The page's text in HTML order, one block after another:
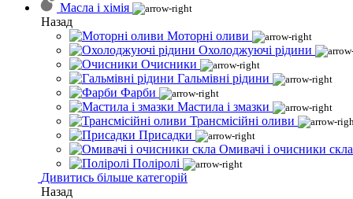
Масла і хімія
Назад
Моторні оливи
Охолоджуючі рідини
Очисники
Гальмівні рідини
Фарби
Мастила і змазки
Трансмісійні оливи
Присадки
Омивачі і очисники скла
Поліролі
Дивитись більше категорій
Назад